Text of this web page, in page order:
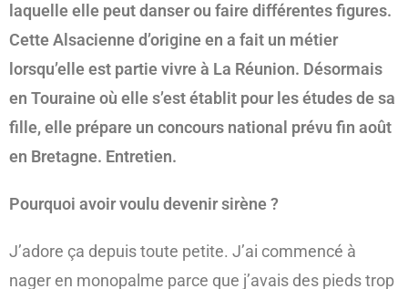
laquelle elle peut danser ou faire différentes figures.
Cette Alsacienne d’origine en a fait un métier
lorsqu’elle est partie vivre à La Réunion. Désormais
en Touraine où elle s’est établit pour les études de sa
fille, elle prépare un concours national prévu fin août
en Bretagne. Entretien.
Pourquoi avoir voulu devenir sirène ?
J’adore ça depuis toute petite. J’ai commencé à
nager en monopalme parce que j’avais des pieds trop